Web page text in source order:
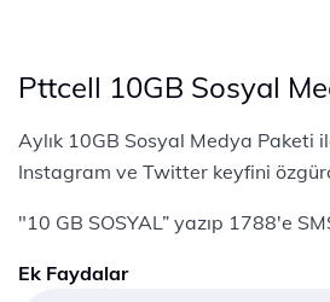
Pttcell 10GB Sosyal
Aylık 10GB Sosyal Medya Paketi
Instagram ve Twitter keyfini
"10 GB SOSYAL” yazıp 1788'e
Ek Faydalar